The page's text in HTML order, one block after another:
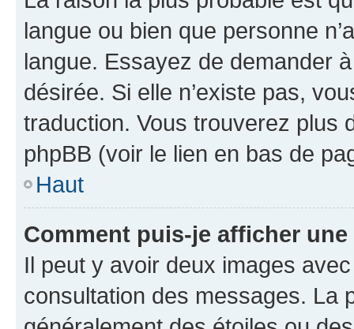
langue ou bien que personne
langue. Essayez de demander
désirée. Si elle n’existe pas,
traduction. Vous trouverez plus
phpBB (voir le lien en bas de
Haut
Comment puis-je afficher
Il peut y avoir deux images
consultation des messages. La